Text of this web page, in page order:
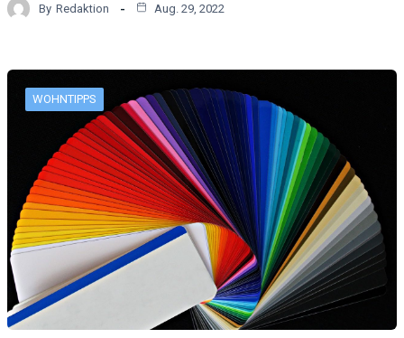
By Redaktion Aug. 29, 2022
WOHNTIPPS